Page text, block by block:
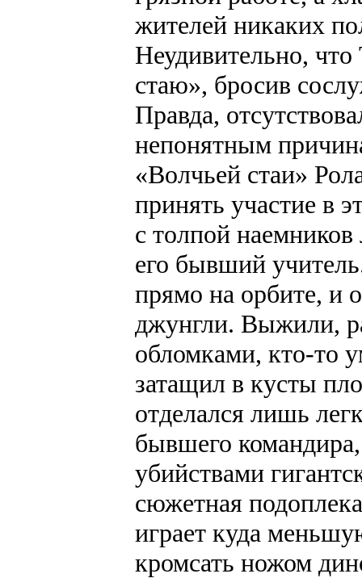
жителей никаких
Неудивительно,
стаю», бросив
Правда,
непонятным
«Волчьей стаи»
принять участие в
с толпой наемников
его бывший
прямо на орбите, и
джунгли. Выжили,
обломками, кто-то
затащил в кусты
отделался лишь
бывшего
убийствами
сюжетная
играет куда
кромсать ножом